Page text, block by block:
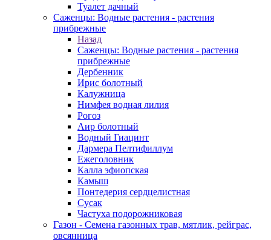
Туалет дачный
Саженцы: Водные растения - растения
прибрежные
Назад
Саженцы: Водные растения - растения
прибрежные
Дербенник
Ирис болотный
Калужница
Нимфея водная лилия
Рогоз
Аир болотный
Водный Гиацинт
Дармера Пелтифиллум
Ежеголовник
Калла эфиопская
Камыш
Понтедерия сердцелистная
Сусак
Частуха подорожниковая
Газон - Семена газонных трав, мятлик, рейграс,
овсянница